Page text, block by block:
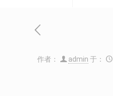
作者： admin 于：